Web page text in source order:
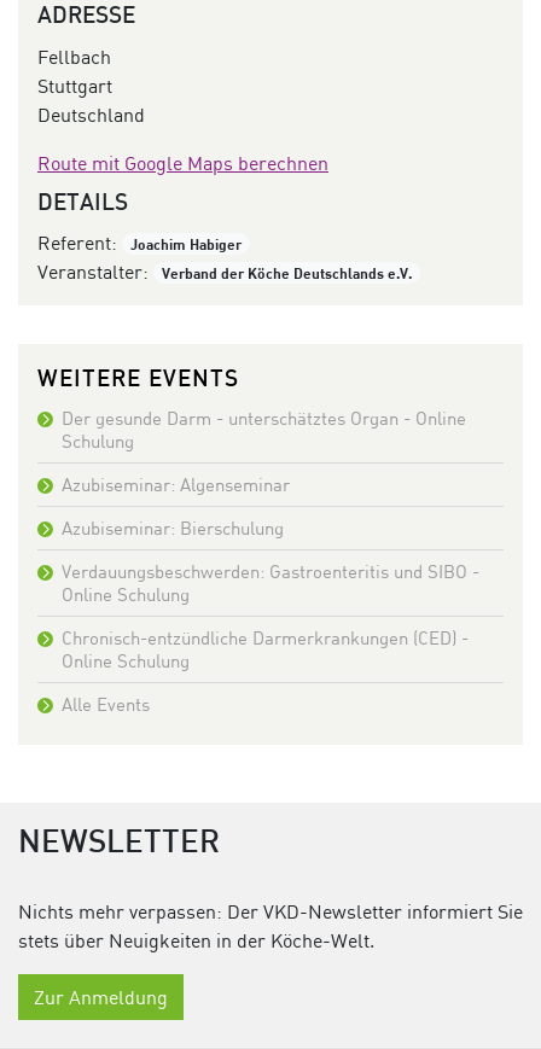
ADRESSE
Fellbach
Stuttgart
Deutschland
Route mit Google Maps berechnen
DETAILS
Referent: Joachim Habiger
Veranstalter: Verband der Köche Deutschlands e.V.
WEITERE EVENTS
Der gesunde Darm - unterschätztes Organ - Online
Schulung
Azubiseminar: Algenseminar
Azubiseminar: Bierschulung
Verdauungsbeschwerden: Gastroenteritis und SIBO -
Online Schulung
Chronisch-entzündliche Darmerkrankungen (CED) -
Online Schulung
Alle Events
NEWSLETTER
Nichts mehr verpassen: Der VKD-Newsletter informiert Sie
stets über Neuigkeiten in der Köche-Welt.
Zur Anmeldung